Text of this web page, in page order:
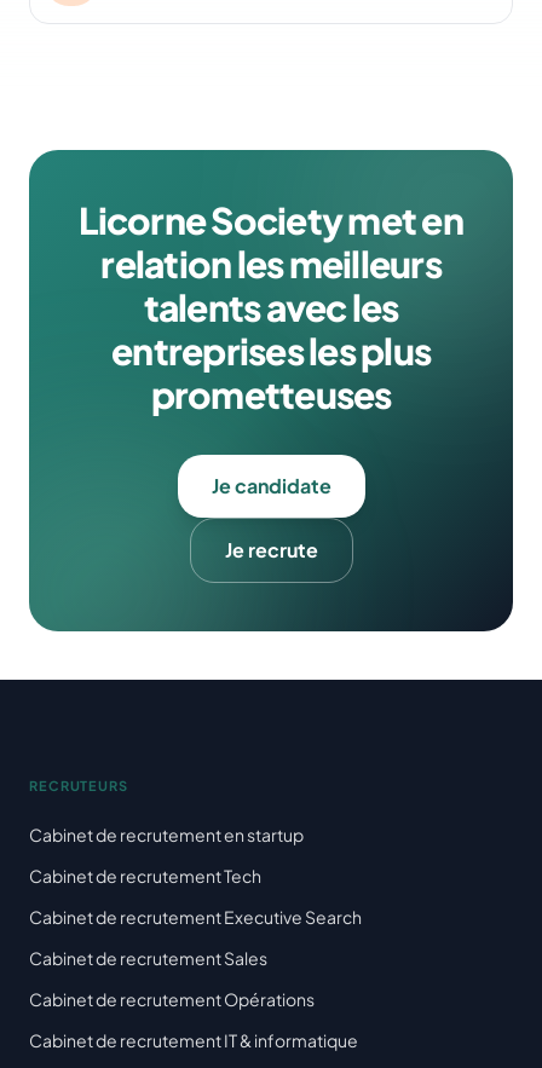
Licorne Society met en
relation les meilleurs
talents avec les
entreprises les plus
prometteuses
Je candidate
Je recrute
RECRUTEURS
Cabinet de recrutement en startup
Cabinet de recrutement Tech
Cabinet de recrutement Executive Search
Cabinet de recrutement Sales
Cabinet de recrutement Opérations
Cabinet de recrutement IT & informatique